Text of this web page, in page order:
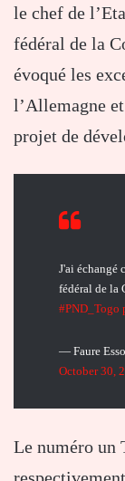
le chef de
fédéral de la
évoqué les
l’Allemagne
projet de
J'ai échangé
fédéral de la
#PND_Togo
— Faure
October 30,
Le numéro un